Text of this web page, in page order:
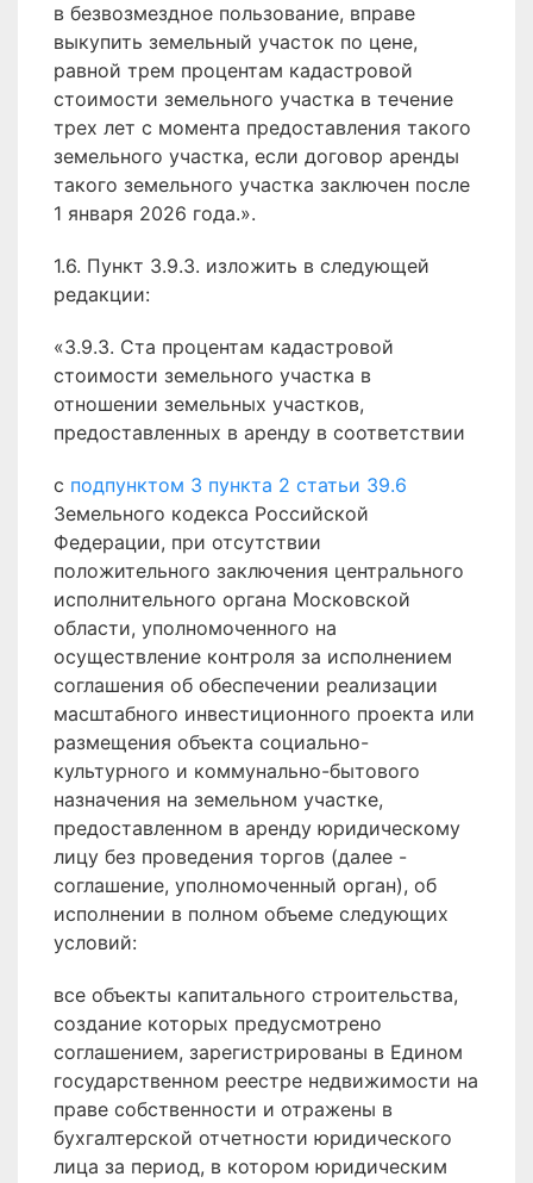
в безвозмездное пользование, вправе
выкупить земельный участок по цене,
равной трем процентам кадастровой
стоимости земельного участка в течение
трех лет с момента предоставления такого
земельного участка, если договор аренды
такого земельного участка заключен после
1 января 2026 года.».
1.6. Пункт 3.9.3. изложить в следующей
редакции:
«3.9.3. Ста процентам кадастровой
стоимости земельного участка в
отношении земельных участков,
предоставленных в аренду в соответствии
с подпунктом 3 пункта 2 статьи 39.6
Земельного кодекса Российской
Федерации, при отсутствии
положительного заключения центрального
исполнительного органа Московской
области, уполномоченного на
осуществление контроля за исполнением
соглашения об обеспечении реализации
масштабного инвестиционного проекта или
размещения объекта социально-
культурного и коммунально-бытового
назначения на земельном участке,
предоставленном в аренду юридическому
лицу без проведения торгов (далее -
соглашение, уполномоченный орган), об
исполнении в полном объеме следующих
условий:
все объекты капитального строительства,
создание которых предусмотрено
соглашением, зарегистрированы в Едином
государственном реестре недвижимости на
праве собственности и отражены в
бухгалтерской отчетности юридического
лица за период, в котором юридическим